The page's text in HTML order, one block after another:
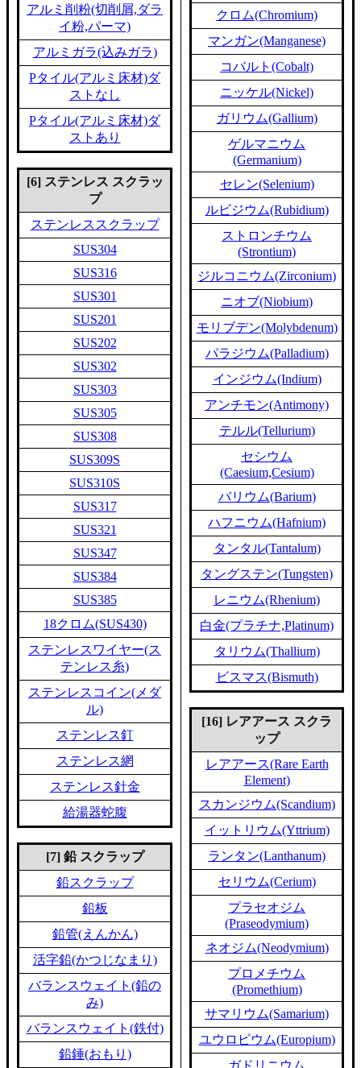
アルミ削粉(切削屑,ダラ
イ粉,パーマ)
アルミガラ(込みガラ)
Pタイル(アルミ床材)ダ
ストなし
Pタイル(アルミ床材)ダ
ストあり
[6] ステンレス スクラッ
プ
ステンレススクラップ
SUS304
SUS316
SUS301
SUS201
SUS202
SUS302
SUS303
SUS305
SUS308
SUS309S
SUS310S
SUS317
SUS321
SUS347
SUS384
SUS385
18クロム(SUS430)
ステンレスワイヤー(ス
テンレス糸)
ステンレスコイン(メダ
ル)
ステンレス釘
ステンレス網
ステンレス針金
給湯器蛇腹
[7] 鉛 スクラップ
鉛スクラップ
鉛板
鉛管(えんかん)
活字鉛(かつじなまり)
バランスウェイト(鉛の
み)
バランスウェイト(鉄付)
鉛錘(おもり)
クロム(Chromium)
マンガン(Manganese)
コバルト(Cobalt)
ニッケル(Nickel)
ガリウム(Gallium)
ゲルマニウム
(Germanium)
セレン(Selenium)
ルビジウム(Rubidium)
ストロンチウム
(Strontium)
ジルコニウム(Zirconium)
ニオブ(Niobium)
モリブデン(Molybdenum)
パラジウム(Palladium)
インジウム(Indium)
アンチモン(Antimony)
テルル(Tellurium)
セシウム
(Caesium,Cesium)
バリウム(Barium)
ハフニウム(Hafnium)
タンタル(Tantalum)
タングステン(Tungsten)
レニウム(Rhenium)
白金(プラチナ,Platinum)
タリウム(Thallium)
ビスマス(Bismuth)
[16] レアアース スクラ
ップ
レアアース(Rare Earth
Element)
スカンジウム(Scandium)
イットリウム(Yttrium)
ランタン(Lanthanum)
セリウム(Cerium)
プラセオジム
(Praseodymium)
ネオジム(Neodymium)
プロメチウム
(Promethium)
サマリウム(Samarium)
ユウロピウム(Europium)
ガドリニウム